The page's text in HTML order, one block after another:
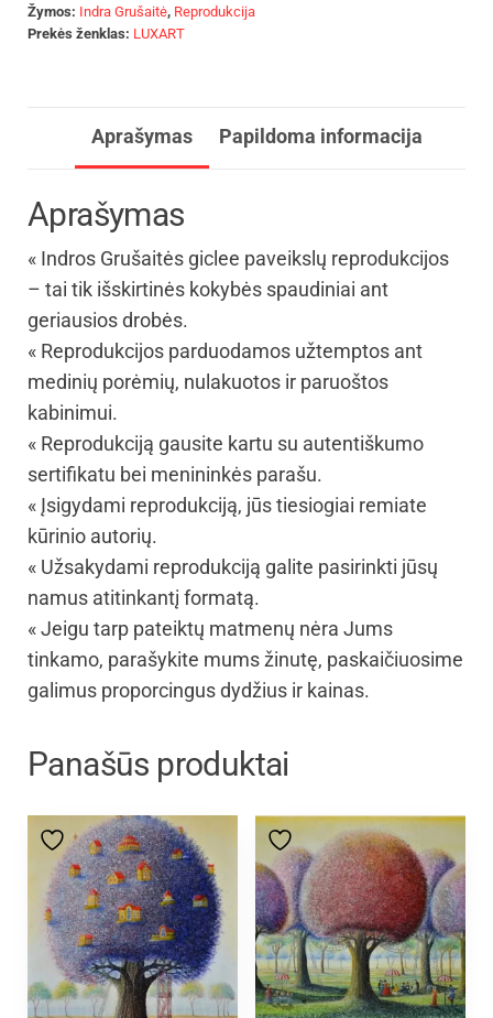
Žymos: Indra Grušaitė, Reprodukcija
Prekės ženklas: LUXART
Aprašymas Papildoma informacija
Aprašymas
« Indros Grušaitės giclee paveikslų reprodukcijos
– tai tik išskirtinės kokybės spaudiniai ant
geriausios drobės.
« Reprodukcijos parduodamos užtemptos ant
medinių porėmių, nulakuotos ir paruoštos
kabinimui.
« Reprodukciją gausite kartu su autentiškumo
sertifikatu bei menininkės parašu.
« Įsigydami reprodukciją, jūs tiesiogiai remiate
kūrinio autorių.
« Užsakydami reprodukciją galite pasirinkti jūsų
namus atitinkantį formatą.
« Jeigu tarp pateiktų matmenų nėra Jums
tinkamo, parašykite mums žinutę, paskaičiuosime
galimus proporcingus dydžius ir kainas.
Panašūs produktai